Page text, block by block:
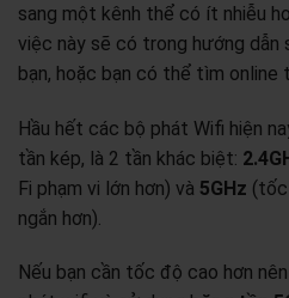
sang một kênh thể có ít nhiễu
việc này sẽ có trong hướng dẫn
bạn, hoặc bạn có thể tìm online
Hầu hết các bộ phát Wifi hiện
tần kép, là 2 tần khác biệt:
Fi phạm vi lớn hơn) và 5GHz (tốc
ngắn hơn).
Nếu bạn cần tốc độ cao hơn